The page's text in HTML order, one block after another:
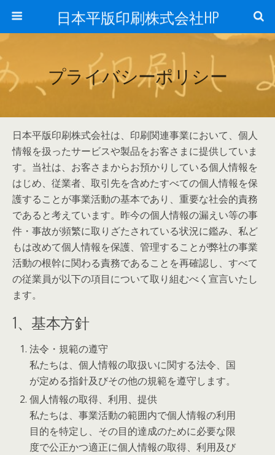
日本平版印刷株式会社HP
プライバシーポリシー
日本平版印刷株式会社は、印刷関連事業において、個人
情報を扱ったサービスや製品をお客さまに提供していま
す。当社は、お客さまからお預かりしている個人情報を
はじめ、従業者、取引先を含めたすべての個人情報を保
護することが事業活動の基本であり、重要な社会的責務
であると考えています。昨今の個人情報の漏えい等の事
件・事故が頻繁に取りざたされている状況に鑑み、私ど
もは改めて個人情報を保護、管理することが弊社の事業
活動の根幹に関わる責務であることを再確認し、すべて
の従業員が以下の項目について取り組むべく宣言いたし
ます。
1、基本方針
法令・規範の遵守
私たちは、個人情報の取扱いに関する法令、国
が定める指針及びその他の規範を遵守します。
個人情報の取得、利用、提供
私たちは、事業活動の範囲内で個人情報の利用
目的を特定し、その目的達成のために必要な限
度で公正かつ適正に個人情報の取得、利用及び